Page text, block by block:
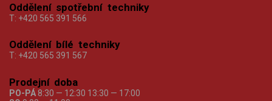
Oddělení spotřební techniky
T: +420 565 391 566
Oddělení bílé techniky
T: +420 565 391 567
Prodejní doba
PO-PÁ 8:30 — 12:30 13:30 — 17:00